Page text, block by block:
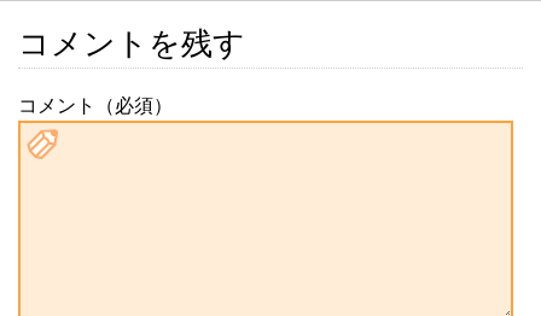
コメントを残す
コメント（必須）